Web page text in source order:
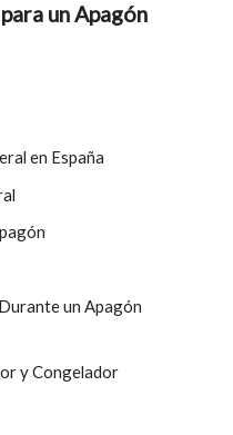
un Apagón
en España
un Apagón
y Congelador